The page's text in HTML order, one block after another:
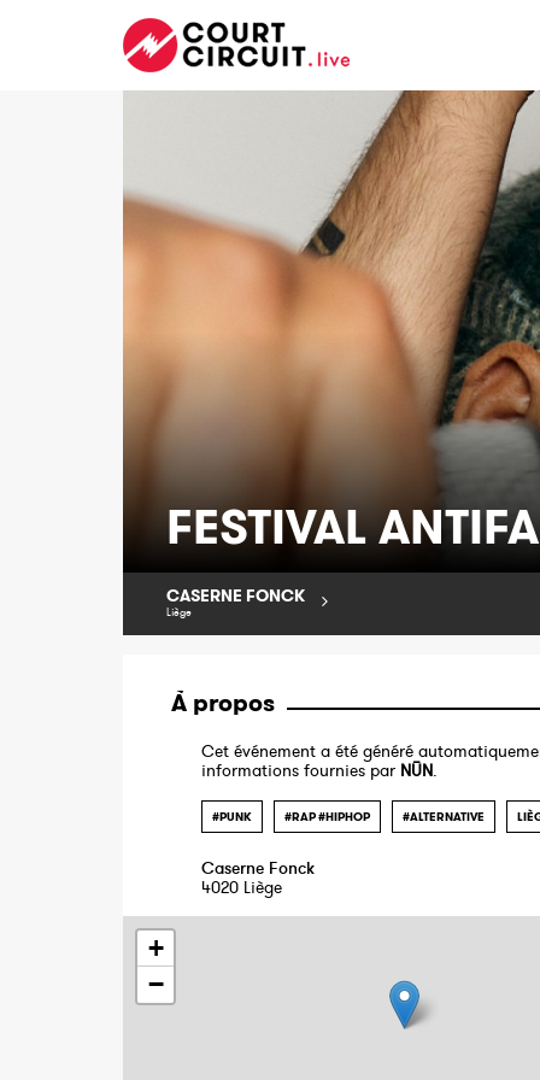
FESTIVAL
CASERNE FONCK
Liège
À propos
Cet événement a été généré
informations fournies par NŪN.
#PUNK #RAP #HIPHOP #ALTERNATIVE
Caserne Fonck
4020 Liège
+
−